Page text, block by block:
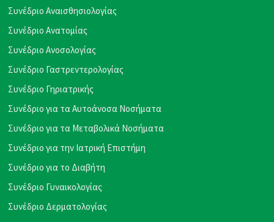
Συνέδριο Αναισθησιολογίας
Συνέδριο Ανατομίας
Συνέδριο Ανοσολογίας
Συνέδριο Γαστρεντερολογίας
Συνέδριο Γηριατρικής
Συνέδριο για τα Αυτοάνοσα Νοσήματα
Συνέδριο για τα Μεταβολικά Νοσήματα
Συνέδριο για την Ιατρική Επιστήμη
Συνέδριο για το Διαβήτη
Συνέδριο Γυναικολογίας
Συνέδριο Δερματολογίας